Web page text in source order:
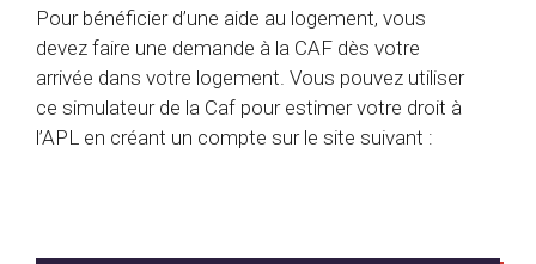
Pour bénéficier d’une aide au logement, vous
devez faire une demande à la CAF dès votre
arrivée dans votre logement. Vous pouvez utiliser
ce simulateur de la Caf pour estimer votre droit à
l’APL en créant un compte sur le site suivant :